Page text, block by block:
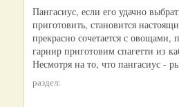
Пангасиус, если его удачно
приготовить, становится
прекрасно сочетается с овощами,
гарнир приготовим спагетти из
Несмотря на то, что пангасиус -
раздел: